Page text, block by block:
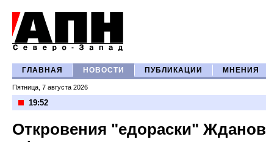
ГЛАВНАЯ НОВОСТИ ПУБЛИКАЦИИ МНЕНИЯ
Пятница, 7 августа 2026
19:52
Откровения "едораски"